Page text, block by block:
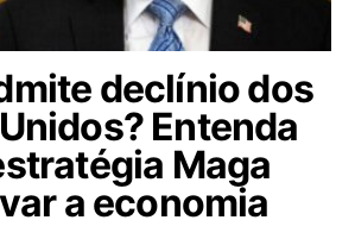
declínio dos
Entenda
Maga
a economia